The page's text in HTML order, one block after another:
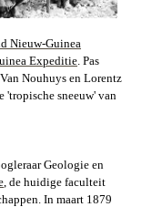
Nieuw-Guinea
Expeditie . Pas
Nouhuys en Lorentz
'tropische sneeuw' van
Geologie en
de huidige faculteit
In maart 1879